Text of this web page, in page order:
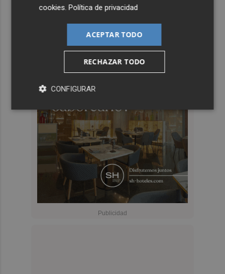
cookies .Política de privacidad
ACEPTAR TODO
RECHAZAR TODO
CONFIGURAR